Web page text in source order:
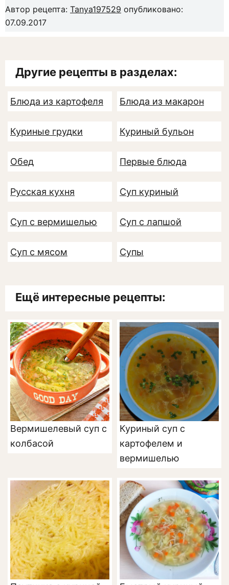
Автор рецепта: Tanya197529 опубликовано:
07.09.2017
Другие рецепты в разделах:
Блюда из картофеля Блюда из макарон
Куриные грудки Куриный бульон
Обед Первые блюда
Русская кухня Суп куриный
Суп с вермишелью Суп с лапшой
Суп с мясом Супы
Ещё интересные рецепты:
Вермишелевый суп с
колбасой
Куриный суп с
картофелем и
вермишелью